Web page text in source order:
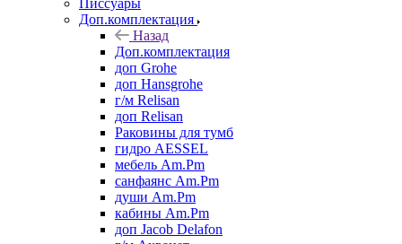
Писсуары
Доп.комплектация
Назад
Доп.комплектация
доп Grohe
доп Hansgrohe
г/м Relisan
доп Relisan
Раковины для тумб
гидро AESSEL
мебель Am.Pm
санфаянс Am.Pm
души Am.Pm
кабины Am.Pm
доп Jacob Delafon